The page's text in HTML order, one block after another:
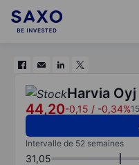
Harvia Oyj
44,20-0,15 / -0,34%
Intervalle de 52 semaines
31,05